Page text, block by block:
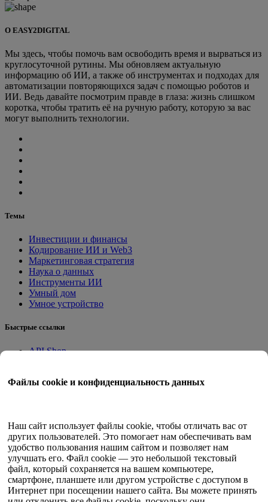
Файлы cookie и конфиденциальность данных
Наш сайт использует файлы cookie, чтобы отличать вас от
других пользователей. Это помогает нам обеспечивать вам
удобство пользования нашим сайтом и позволяет нам
улучшать его. Файл cookie — это небольшой текстовый
файл, который сохраняется на вашем компьютере,
смартфоне, планшете или другом устройстве с доступом в
Интернет при посещении нашего сайта. Вы можете принять
О EASY2DIGITAL
Мы здесь, чтобы помочь вам освободить время и вырваться из
круглосуточной рутины. Мы обновляем актуальную
информацию об ИИ, а также об инструментах и подходах для
автоматизации повторяющихся задач с помощью роботов и
ИИ. Ведь давайте посмотрим правде в глаза: жизнь слишком
коротка, чтобы тратить её на ручную работу, которую за вас
могут выполнить технологии.
Темы
Инвестиции и финансы
Кодирование ИИ и Web3
Маркетинговая стратегия
Наука о данных
Инструменты ИИ
Умный дом
Умное устройство
Быстрые ссылки
API Shop
Квант Трейд
Документы
API-тестер
HTML-карта сайта
Язык